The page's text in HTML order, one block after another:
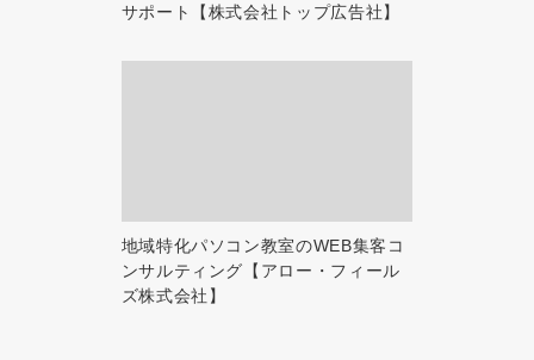
サポート【株式会社トップ広告社】
地域特化パソコン教室のWEB集客コ
ンサルティング【アロー・フィール
ズ株式会社】